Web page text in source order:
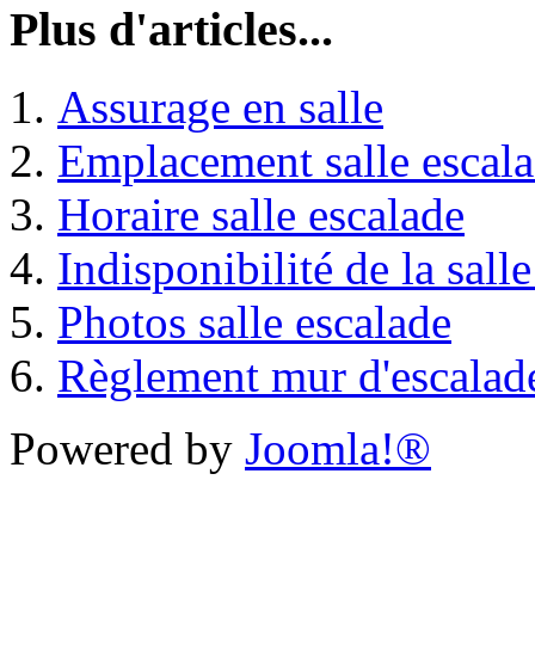
Plus d'articles...
Assurage en salle
Emplacement salle
Horaire salle escalade
Indisponibilité de la salle
Photos salle escalade
Règlement mur
Powered by Joomla!®